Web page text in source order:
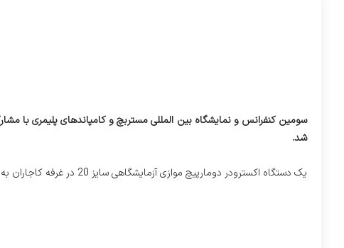
شد.
یک دستگاه اکسترودر دومارپیچ موازی آزمایشگاهی سایز 20 در غرفه کاجاران به نمایش گداشته شد.